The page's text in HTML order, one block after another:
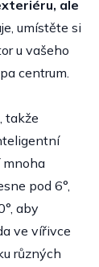
ale
umístěte si
u vašeho
centrum.
, takže
mnoha
pod 6°,
aby
ve vířivce
různých